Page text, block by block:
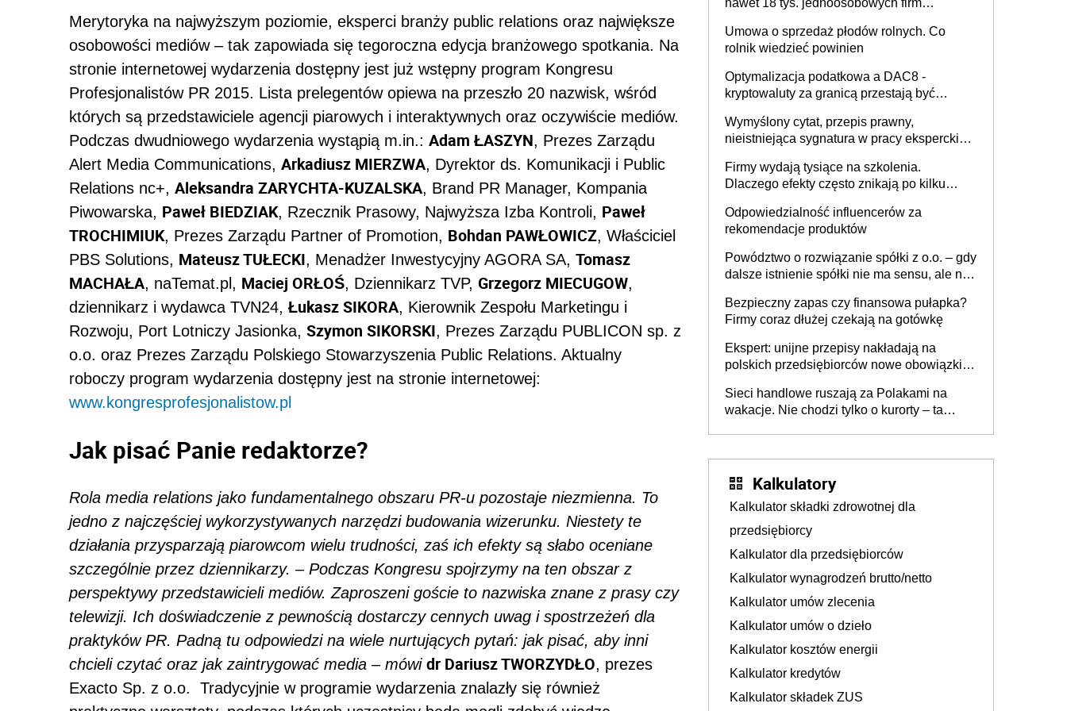
Merytoryka na najwyższym poziomie, eksperci branży public relations oraz największe
osobowości mediów – tak zapowiada się tegoroczna edycja branżowego spotkania. Na
stronie internetowej wydarzenia dostępny jest już wstępny program Kongresu
Profesjonalistów PR 2015. Lista prelegentów opiewa na przeszło 20 nazwisk, wśród
których są przedstawiciele agencji piarowych i interaktywnych oraz oczywiście mediów.
Podczas dwudniowego wydarzenia wystąpią m.in.: Adam ŁASZYN, Prezes Zarządu
Alert Media Communications, Arkadiusz MIERZWA, Dyrektor ds. Komunikacji i Public
Relations nc+, Aleksandra ZARYCHTA-KUZALSKA, Brand PR Manager, Kompania
Piwowarska, Paweł BIEDZIAK, Rzecznik Prasowy, Najwyższa Izba Kontroli, Paweł
TROCHIMIUK, Prezes Zarządu Partner of Promotion, Bohdan PAWŁOWICZ, Właściciel
PBS Solutions, Mateusz TUŁECKI, Menadżer Inwestycyjny AGORA SA, Tomasz
MACHAŁA, naTemat.pl, Maciej ORŁOŚ, Dziennikarz TVP, Grzegorz MIECUGOW,
dziennikarz i wydawca TVN24, Łukasz SIKORA, Kierownik Zespołu Marketingu i
Rozwoju, Port Lotniczy Jasionka, Szymon SIKORSKI, Prezes Zarządu PUBLICON sp. z
o.o. oraz Prezes Zarządu Polskiego Stowarzyszenia Public Relations. Aktualny
roboczy program wydarzenia dostępny jest na stronie internetowej:
www.kongresprofesjonalistow.pl
Jak pisać Panie redaktorze?
Rola media relations jako fundamentalnego obszaru PR-u pozostaje niezmienna. To
jedno z najczęściej wykorzystywanych narzędzi budowania wizerunku. Niestety te
działania przysparzają piarowcom wielu trudności, zaś ich efekty są słabo oceniane
szczególnie przez dziennikarzy. – Podczas Kongresu spojrzymy na ten obszar z
perspektywy przedstawicieli mediów. Zaproszeni goście to nazwiska znane z prasy czy
telewizji. Ich doświadczenie z pewnością dostarczy cennych uwag i spostrzeżeń dla
praktyków PR. Padną tu odpowiedzi na wiele nurtujących pytań: jak pisać, aby inni
chcieli czytać oraz jak zaintrygować media – mówi dr Dariusz TWORZYDŁO, prezes
Exacto Sp. z o.o. Tradycyjnie w programie wydarzenia znalazły się również
nawet 18 tys. jednoosobowych firm
Umowa o sprzedaż płodów rolnych. Co
rolnik wiedzieć powinien
Optymalizacja podatkowa a DAC8 -
kryptowaluty za granicą przestają być
Wymyślony cytat, przepis prawny,
nieistniejąca sygnatura w pracy eksperckiej -
firmie
Firmy wydają tysiące na szkolenia.
Dlaczego efekty często znikają po kilku
Odpowiedzialność influencerów za
rekomendacje produktów
Powództwo o rozwiązanie spółki z o.o. – gdy
dalsze istnienie spółki nie ma sensu, ale nie
Bezpieczny zapas czy finansowa pułapka?
Firmy coraz dłużej czekają na gotówkę
Ekspert: unijne przepisy nakładają na
polskich przedsiębiorców nowe obowiązki w
Sieci handlowe ruszają za Polakami na
wakacje. Nie chodzi tylko o kurorty – ta
Kalkulatory
Kalkulator składki zdrowotnej dla
przedsiębiorcy
Kalkulator dla przedsiębiorców
Kalkulator wynagrodzeń brutto/netto
Kalkulator umów zlecenia
Kalkulator umów o dzieło
Kalkulator kosztów energii
Kalkulator kredytów
Kalkulator składek ZUS